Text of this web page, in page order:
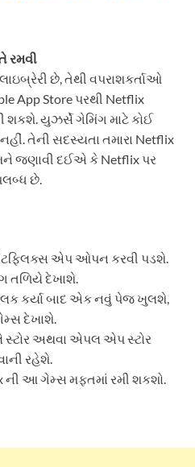
રમવી
છે, તેથી વપરાશકર્તાઓ
App Store પરથી Netflix
યુઝર્સે ગેમિંગ માટે કોઈ
તેની સદસ્યતા તમારા Netflix
જણાવી દઈએ કે Netflix પર
છે.
એપ ઓપન કરવી પડશે.
તળિયે દેખાશે.
કર્યા બાદ એક નવું પેજ ખુલશે,
દેખાશે.
અથવા એપલ એપ સ્ટોર
રહેશે.
આ ગેમ્સ મફતમાં રમી શકશો.